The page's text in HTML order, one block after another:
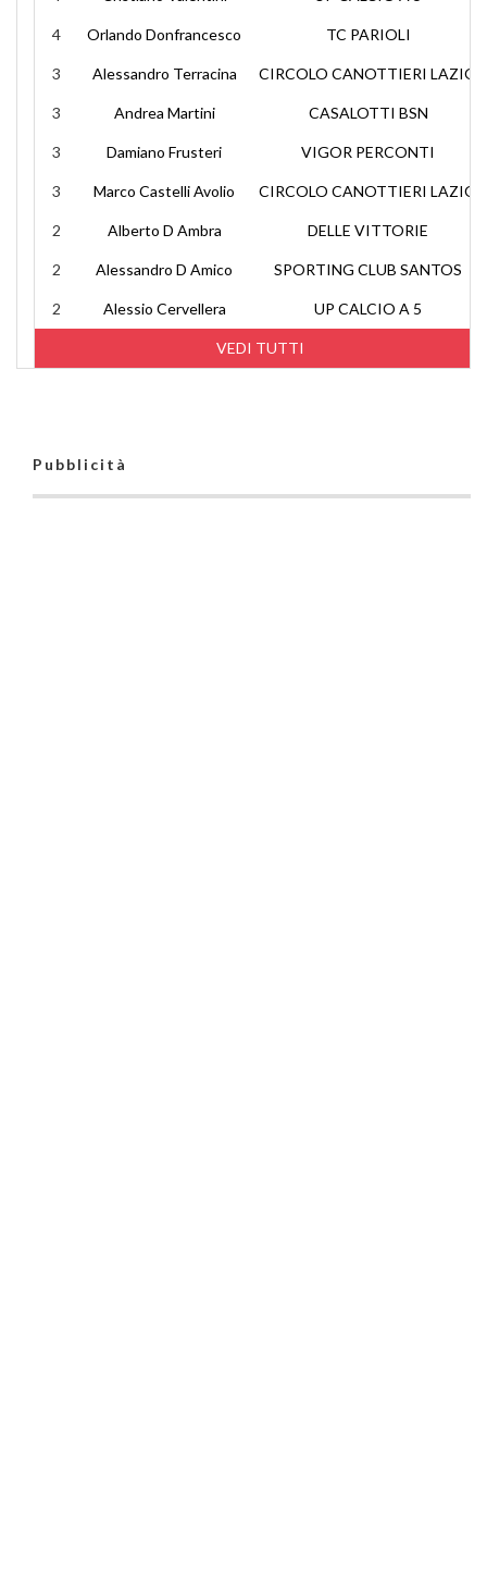
VEDI TUTTI
4 Orlando Donfrancesco TC PARIOLI
3 Alessandro Terracina CIRCOLO CANOTTIERI LAZIO
3 Andrea Martini CASALOTTI BSN
3 Damiano Frusteri VIGOR PERCONTI
3 Marco Castelli Avolio CIRCOLO CANOTTIERI LAZIO
2 Alberto D Ambra DELLE VITTORIE
2 Alessandro D Amico SPORTING CLUB SANTOS
2 Alessio Cervellera UP CALCIO A 5
Pubblicità